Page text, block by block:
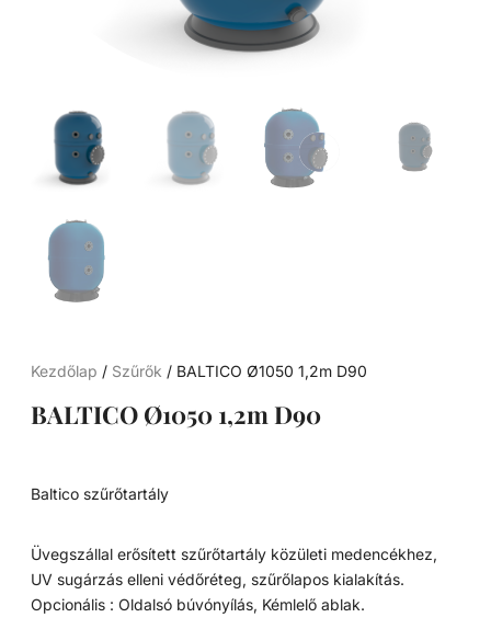
Kezdőlap / Szűrők / BALTICO Ø1050 1,2m D90
BALTICO Ø1050 1,2m D90
Baltico szűrőtartály
Üvegszállal erősített szűrőtartály közületi medencékhez,
UV sugárzás elleni védőréteg, szűrőlapos kialakítás.
Opcionális : Oldalsó búvónyílás, Kémlelő ablak.